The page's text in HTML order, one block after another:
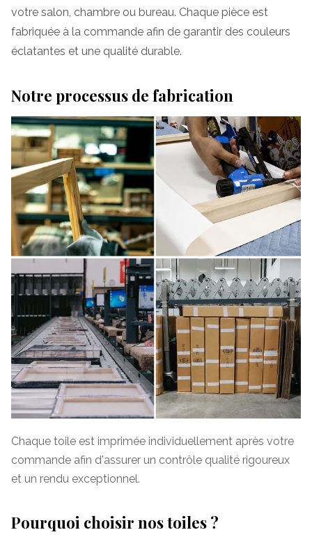
votre salon, chambre ou bureau. Chaque pièce est
fabriquée à la commande afin de garantir des couleurs
éclatantes et une qualité durable.
Notre processus de fabrication
Chaque toile est imprimée individuellement après votre
commande afin d'assurer un contrôle qualité rigoureux
et un rendu exceptionnel.
Pourquoi choisir nos toiles ?